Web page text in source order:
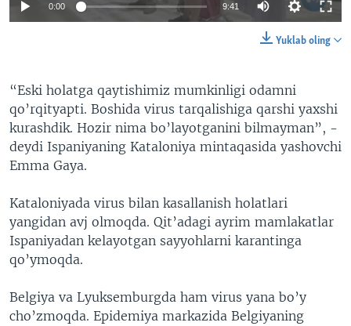
0:00 9:41
Yuklab oling
“Eski holatga qaytishimiz mumkinligi odamni
qo’rqityapti. Boshida virus tarqalishiga qarshi yaxshi
kurashdik. Hozir nima bo’layotganini bilmayman”, -
deydi Ispaniyaning Kataloniya mintaqasida yashovchi
Emma Gaya.
Kataloniyada virus bilan kasallanish holatlari
yangidan avj olmoqda. Qit’adagi ayrim mamlakatlar
Ispaniyadan kelayotgan sayyohlarni karantinga
qo’ymoqda.
Belgiya va Lyuksemburgda ham virus yana bo’y
cho’zmoqda. Epidemiya markazida Belgiyaning